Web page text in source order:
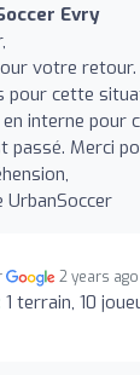
Evry
votre
pour cette
interne pour
passé. Merci
UrbanSoccer
2 years ago
1 terrain, 10